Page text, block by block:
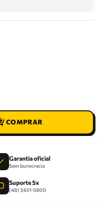
Garantia oficial
Sem burocracia
Suporte 5x
(48) 3431-5800